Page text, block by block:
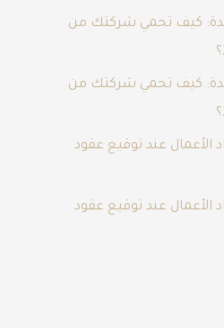
كيف تحمي شركتك من
كيف تحمي شركتك من
الأعمال عند توقيع عقود
الأعمال عند توقيع عقود